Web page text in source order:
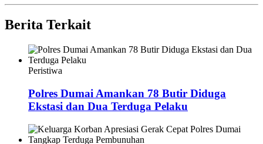
Berita Terkait
Peristiwa
Polres Dumai Amankan 78 Butir Diduga
Ekstasi dan Dua Terduga Pelaku